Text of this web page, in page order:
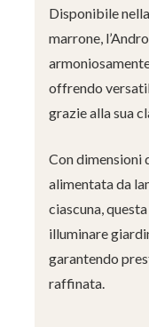
Disponibile
marrone,
offrendo
grazie alla sua
Con dimensioni
alimentata da
ciascuna,
illuminare
garantendo
raffinata.